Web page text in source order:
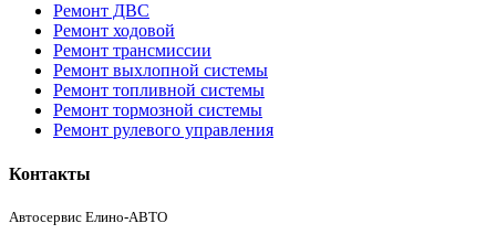
Ремонт ДВС
Ремонт ходовой
Ремонт трансмиссии
Ремонт выхлопной системы
Ремонт топливной системы
Ремонт тормозной системы
Ремонт рулевого управления
Контакты
Автосервис Елино-АВТО